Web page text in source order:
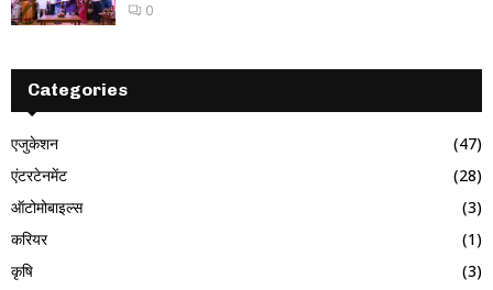
0
Categories
एजुकेशन
(47)
एंटरटेनमेंट
(28)
ऑटोमोबाइल्स
(3)
करियर
(1)
कृषि
(3)